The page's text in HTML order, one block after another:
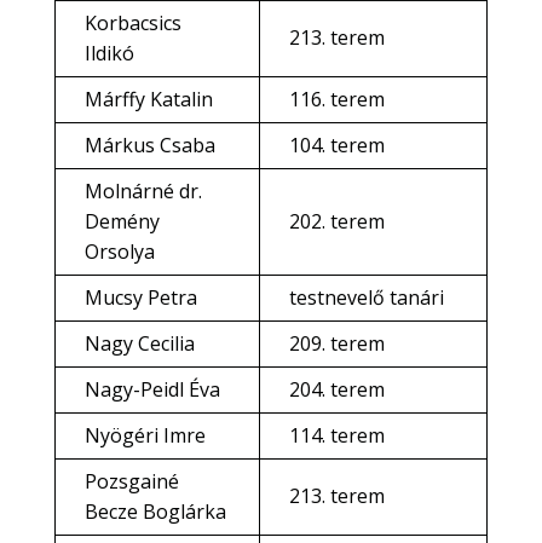
Korbacsics
Ildikó
213. terem
Márffy Katalin
116. terem
Márkus Csaba
104. terem
Molnárné dr.
Demény
Orsolya
202. terem
Mucsy Petra
testnevelő tanári
Nagy Cecilia
209. terem
Nagy-Peidl Éva
204. terem
Nyögéri Imre
114. terem
Pozsgainé
Becze Boglárka
213. terem